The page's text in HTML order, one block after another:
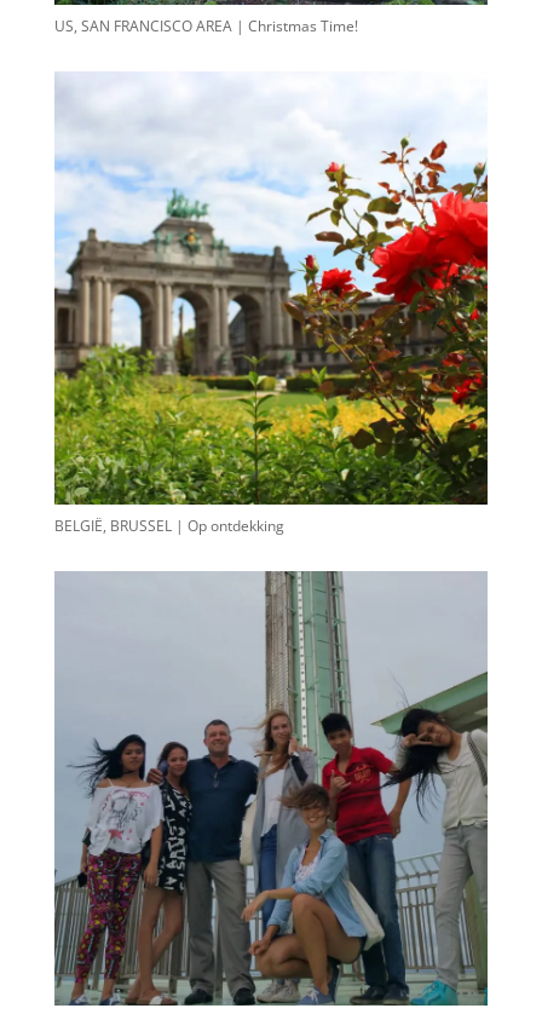
US, SAN FRANCISCO AREA | Christmas Time!
BELGIË, BRUSSEL | Op ontdekking